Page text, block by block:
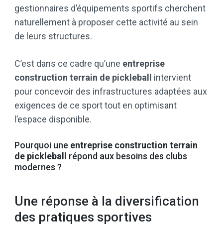
gestionnaires d’équipements sportifs cherchent
naturellement à proposer cette activité au sein
de leurs structures.
C’est dans ce cadre qu’une entreprise
construction terrain de pickleball
intervient
pour concevoir des infrastructures adaptées aux
exigences de ce sport tout en optimisant
l’espace disponible.
Pourquoi une entreprise construction terrain
de pickleball
répond aux besoins des clubs
modernes ?
Une réponse à la diversification
des pratiques sportives